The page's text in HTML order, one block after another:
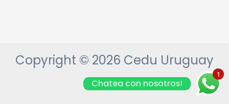
Copyright © 2026 Cedu Uruguay
1
Chatea con nosotros!